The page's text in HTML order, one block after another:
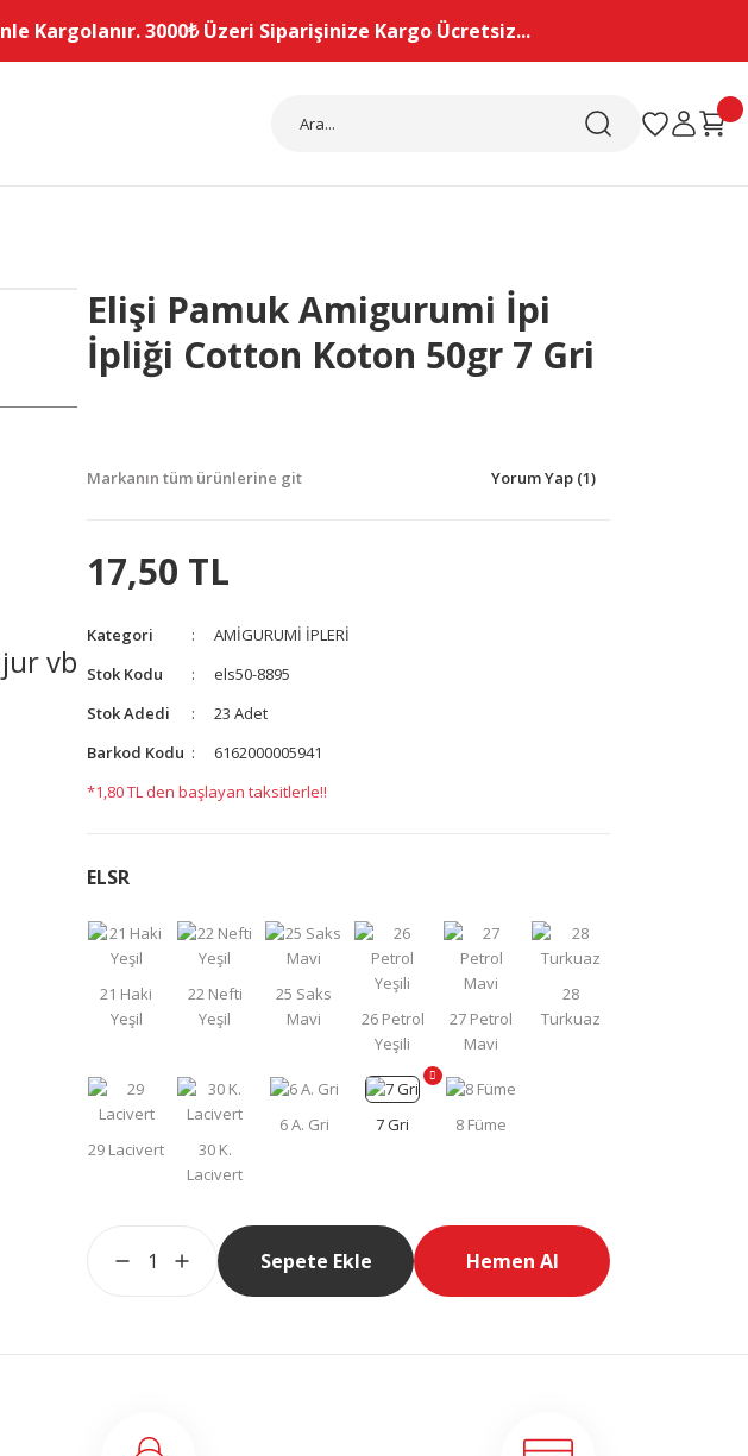
Kargolanır. 3000₺ Üzeri Siparişinize Kargo Ücretsiz...
vb
Elişi Pamuk Amigurumi İpi
İpliği Cotton Koton 50gr 7 Gri
Markanın tüm ürünlerine git Yorum Yap (1)
17,50 TL
Kategori
AMİGURUMİ İPLERİ
Stok Kodu
els50-8895
Stok Adedi
23 Adet
Barkod Kodu
6162000005941
*1,80 TL den başlayan taksitlerle!!
ELSR
Sepete Ekle Hemen Al